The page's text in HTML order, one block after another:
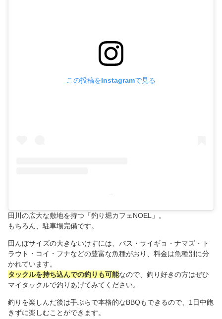
この投稿をInstagramで見る
–
田川の広大な敷地を持つ「釣り堀カフェNOEL」。
もちろん、駐車場完備です。
田んぼサイズの大きないけすには、バス・ライギョ・ナマズ・ト
ラウト・コイ・フナなどの豊富な魚種がおり、料金は魚種別に分
かれています。
タックルを持ち込んでの釣りも可能なので、釣り好きの方はぜひ
マイタックルで釣りあげてみてください。
釣りを楽しんだ後は手ぶらで本格的なBBQもできるので、1日中飽
きずに楽しむことができます。